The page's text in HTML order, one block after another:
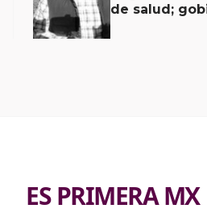
de salud;
ES PRIMERA MX